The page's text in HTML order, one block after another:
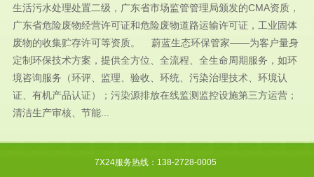
生活污水处理处置二级，广东省市场监管管理局颁发的CMA资质，
广东省危险废物经营许可证和危险废物道路运输许可证，工业固体
废物的收集贮存许可等资质。 蔚蓝生态环保管家——为客户量身
定制环保技术方案，提供全方位、全流程、全生命周期服务，如环
境咨询服务（环评、监理、验收、环统、污染治理技术、环境认
证、有机产品认证）；污染源排放在线监测监控设施第三方运营；
清洁生产审核、节能...
7X24服务热线：138-2728-0005